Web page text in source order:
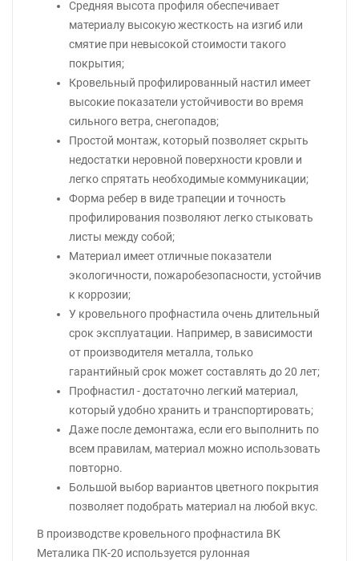
Средняя высота профиля обеспечивает
материалу высокую жесткость на изгиб или
смятие при невысокой стоимости такого
покрытия;
Кровельный профилированный настил имеет
высокие показатели устойчивости во время
сильного ветра, снегопадов;
Простой монтаж, который позволяет скрыть
недостатки неровной поверхности кровли и
легко спрятать необходимые коммуникации;
Форма ребер в виде трапеции и точность
профилирования позволяют легко стыковать
листы между собой;
Материал имеет отличные показатели
экологичности, пожаробезопасности, устойчив
к коррозии;
У кровельного профнастила очень длительный
срок эксплуатации. Например, в зависимости
от производителя металла, только
гарантийный срок может составлять до 20 лет;
Профнастил - достаточно легкий материал,
который удобно хранить и транспортировать;
Даже после демонтажа, если его выполнить по
всем правилам, материал можно использовать
повторно.
Большой выбор вариантов цветного покрытия
позволяет подобрать материал на любой вкус.
В производстве кровельного профнастила ВК
Металика ПК-20 используется рулонная